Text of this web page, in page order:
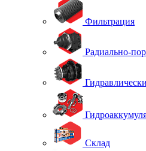
Фильтрация
Радиально-
Склад